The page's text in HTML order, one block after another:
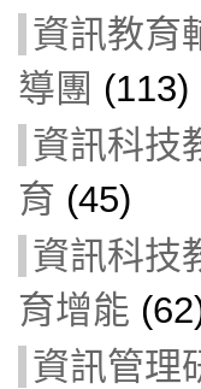
資訊教育
導團 (113)
資訊科技
育 (45)
資訊科技
育增能
資訊管理